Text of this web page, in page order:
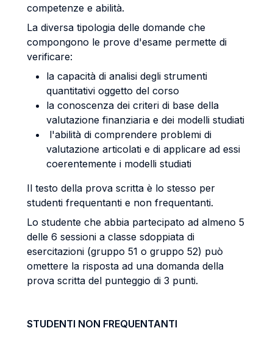
competenze e abilità.
La diversa tipologia delle domande che
compongono le prove d'esame permette di
verificare:
la capacità di analisi degli strumenti
quantitativi oggetto del corso
la conoscenza dei criteri di base della
valutazione finanziaria e dei modelli studiati
l'abilità di comprendere problemi di
valutazione articolati e di applicare ad essi
coerentemente i modelli studiati
Il testo della prova scritta è lo stesso per
studenti frequentanti e non frequentanti.
Lo studente che abbia partecipato ad almeno 5
delle 6 sessioni a classe sdoppiata di
esercitazioni (gruppo 51 o gruppo 52) può
omettere la risposta ad una domanda della
prova scritta del punteggio di 3 punti.
STUDENTI NON FREQUENTANTI